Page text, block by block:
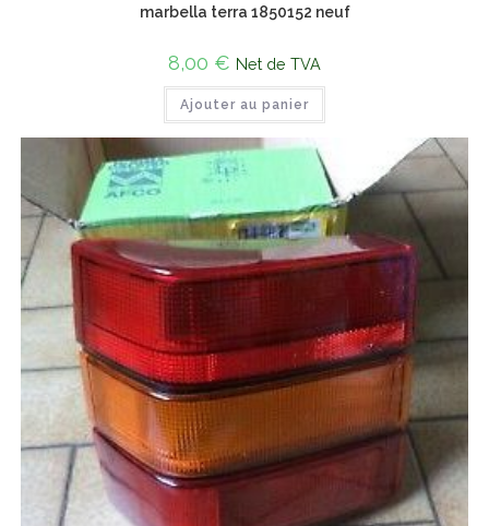
marbella terra 1850152 neuf
8,00 € Net de TVA
Ajouter au panier